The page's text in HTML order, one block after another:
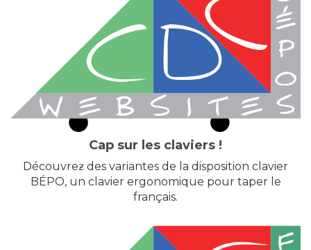
Cap sur les claviers !
Découvreƶ des variantes de la disposition clavier
BÉPO, un clavier ergonomique pour taper le
français.